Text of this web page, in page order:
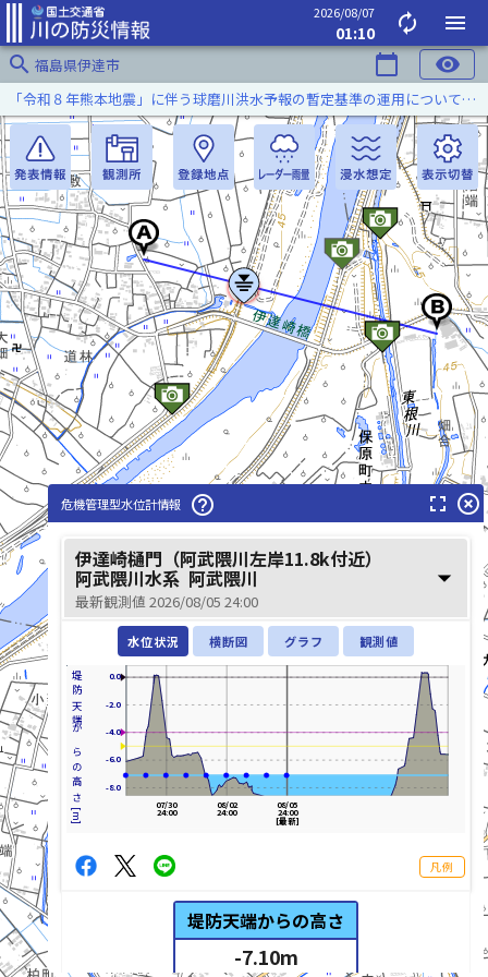
2026/08/07
01:10 autorenew
menu
search 福島県伊達市 calendar_today visibility
阿武隈川(あぶくまがわ)
東根川(ひがしねがわ)
古川(ふるかわ)
「令和８年熊本地震」に伴う球磨川洪水予報の暫定基準の運用について（令和８年８月５日）
危機管理型水位計情報 help_outline fullscreen highlight_off
伊達崎樋門（阿武隈川左岸11.8k付近）
阿武隈川水系 阿武隈川
最新観測値 2026/08/05 24:00
arrow_drop_down
水位状況 横断図 グラフ 観測値
堤防天端からの高さ[m] -8.0
-6.0
-4.0
-2.0
0.0
08/05
24:00
[最新]
08/02
24:00
07/30
24:00
凡例
堤防天端からの高さ
-7.10m